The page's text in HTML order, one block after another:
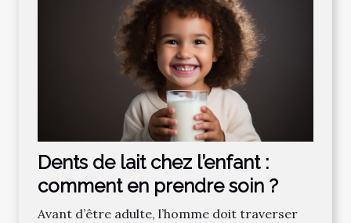
Dents de lait chez l’enfant :
comment en prendre soin ?
Avant d’être adulte, l’homme doit traverser